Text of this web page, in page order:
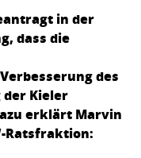
in der
dass die
des
der Kieler
erklärt Marvin
Ratsfraktion: